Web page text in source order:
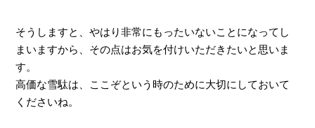
そうしますと、やはり非常にもったいないことになってし
まいますから、その点はお気を付けいただきたいと思いま
す。
高価な雪駄は、ここぞという時のために大切にしておいて
くださいね。